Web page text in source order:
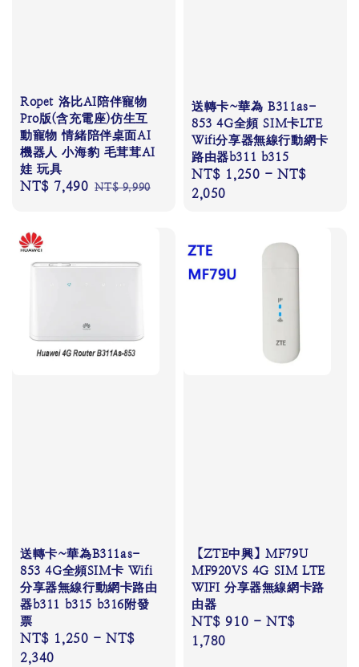
Ropet 洛比AI陪伴寵物
Pro版(含充電座)仿生互
動寵物 情緒陪伴桌面AI
機器人 小海豹 毛茸茸AI
娃 玩具
Sale
NT$ 7,490 Regular
NT$ 9,990
送轉卡~華為 B311as-
853 4G全頻 SIM卡LTE
Wifi分享器無線行動網卡
路由器b311 b315
Regular
price
NT$ 1,250 -NT$
2,050
送轉卡~華為B311as-
853 4G全頻SIM卡 Wifi
分享器無線行動網卡路由
器b311 b315 b316附發
票
Regular
price
NT$ 1,250 -NT$
2,340
【ZTE中興】MF79U
MF920VS 4G SIM LTE
WIFI 分享器無線網卡路
由器
Regular
price
NT$ 910 -NT$
1,780